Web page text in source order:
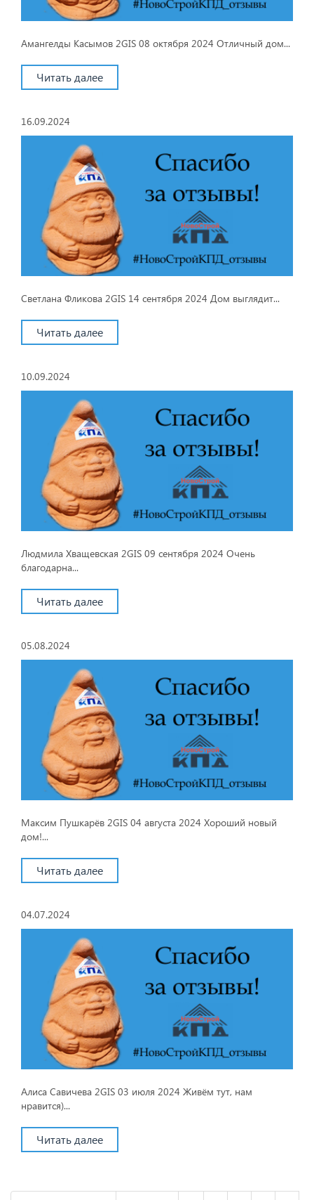
Амангелды Касымов 2GIS 08 октября 2024 Отличный дом...
Читать далее
16.09.2024
Светлана Фликова 2GIS 14 сентября 2024 Дом выглядит...
Читать далее
10.09.2024
Людмила Хващевская 2GIS 09 сентября 2024 Очень
благодарна...
Читать далее
05.08.2024
Максим Пушкарёв 2GIS 04 августа 2024 Хороший новый
дом!...
Читать далее
04.07.2024
Алиса Савичева 2GIS 03 июля 2024 Живём тут, нам
нравится)...
Читать далее